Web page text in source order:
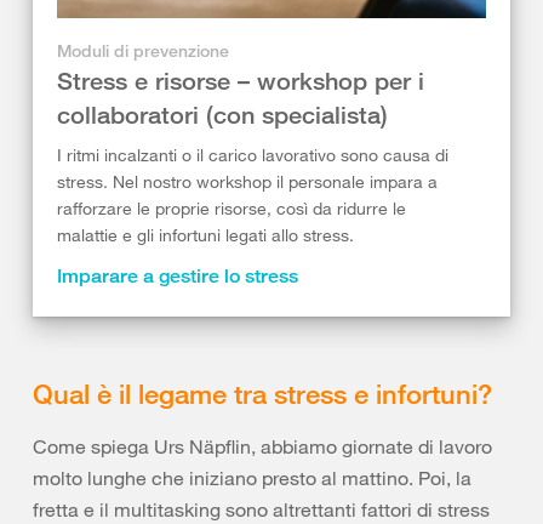
Moduli di prevenzione
Stress e risorse – workshop per i
collaboratori (con specialista)
I ritmi incalzanti o il carico lavorativo sono causa di
stress. Nel nostro workshop il personale impara a
rafforzare le proprie risorse, così da ridurre le
malattie e gli infortuni legati allo stress.
Imparare a gestire lo stress
Qual è il legame tra stress e infortuni?
Come spiega Urs Näpflin, abbiamo giornate di lavoro
molto lunghe che iniziano presto al mattino. Poi, la
fretta e il multitasking sono altrettanti fattori di stress